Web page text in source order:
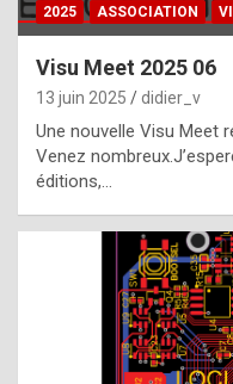
2025 ASSOCIATION
Visu Meet 2025 06
13 juin 2025 didier_v
Une nouvelle Visu Meet
Venez
éditions,…